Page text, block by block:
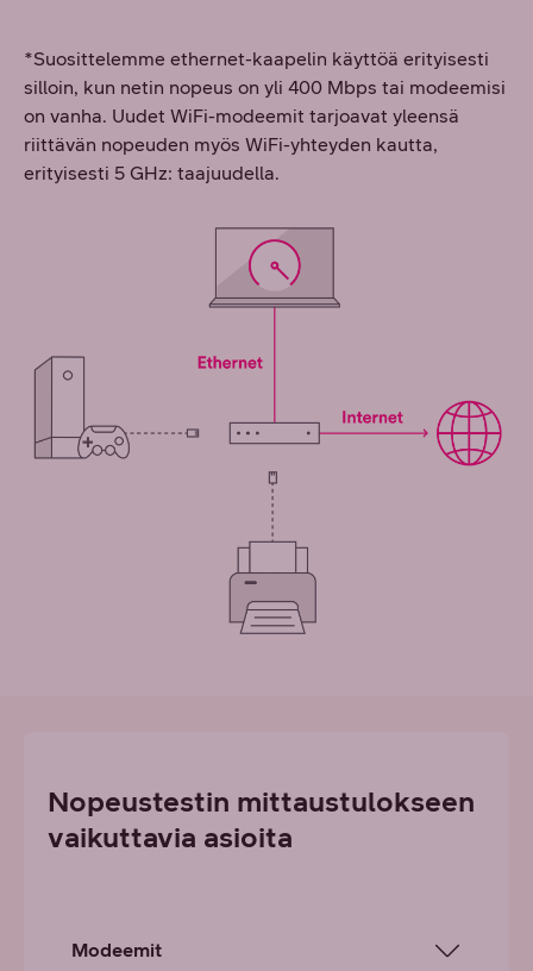
*Suosittelemme ethernet-kaapelin käyttöä erityisesti
silloin, kun netin nopeus on yli 400 Mbps tai modeemisi
on vanha. Uudet WiFi-modeemit tarjoavat yleensä
riittävän nopeuden myös WiFi-yhteyden kautta,
erityisesti 5 GHz: taajuudella.
Nopeustestin mittaustulokseen
vaikuttavia asioita
Modeemit